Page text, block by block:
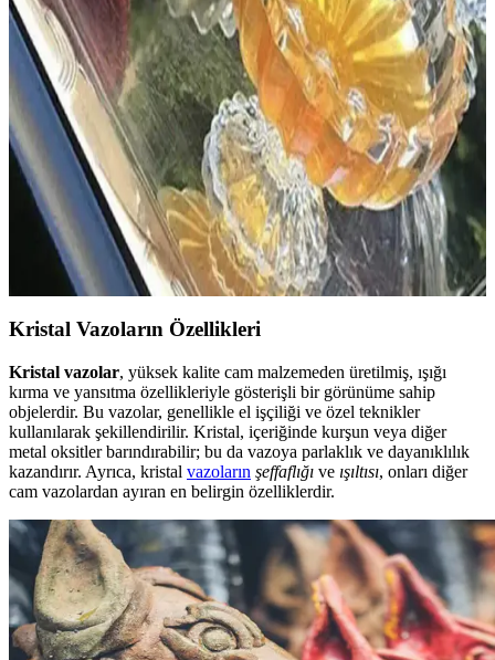
Luna Lighting Modern Sarı Kristal Sarkıt Avize:
Şık ve Fonksiyonel Giriş Mekânları İçin
Luna Lighting'in modern tasarımlı sarı kristal sarkıt avizesi, giriş
alanlarına şıklık katarken fonksiyonelliğiyle de öne çıkar. Dayanıklı
malzemeleri ve kolay temizlenebilir yapısıyla ideal seçim.
Modern ve Şık 6'lı Kristal Cam Ayaklı Şekerlik
Lokumluk ve Kup Seti
Gri renkli 6'lı kristal cam set, dayanıklı yapısı ve estetik tasarımıyla
tatlı ve ikramlar için ideal, kullanışlı ve şık mutfak ürünleri sunar.
Kristal Vazoların Özellikleri
Kristal vazolar, yüksek kalite cam malzemeden üretilmiş, ışığı
kırma ve yansıtma özellikleriyle gösterişli bir görünüme sahip
objelerdir. Bu vazolar, genellikle el işçiliği ve özel teknikler
kullanılarak şekillendirilir. Kristal, içeriğinde kurşun veya diğer
metal oksitler barındırabilir; bu da vazoya parlaklık ve dayanıklılık
kazandırır. Ayrıca, kristal vazoların şeffaflığı ve ışıltısı, onları diğer
cam vazolardan ayıran en belirgin özelliklerdir.